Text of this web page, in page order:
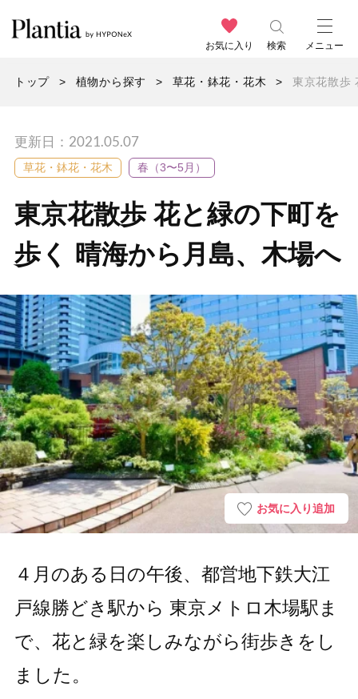
お気に入り 検索 メニュー
トップ 植物から探す 草花・鉢花・花木 東京花散歩
更新日：2021.05.07
草花・鉢花・花木 春（3〜5月）
東京花散歩 花と緑の下町を
歩く 晴海から月島、木場へ
お気に入り追加
４月のある日の午後、都営地下鉄大江
戸線勝どき駅から 東京メトロ木場駅ま
で、花と緑を楽しみながら街歩きをし
ました。